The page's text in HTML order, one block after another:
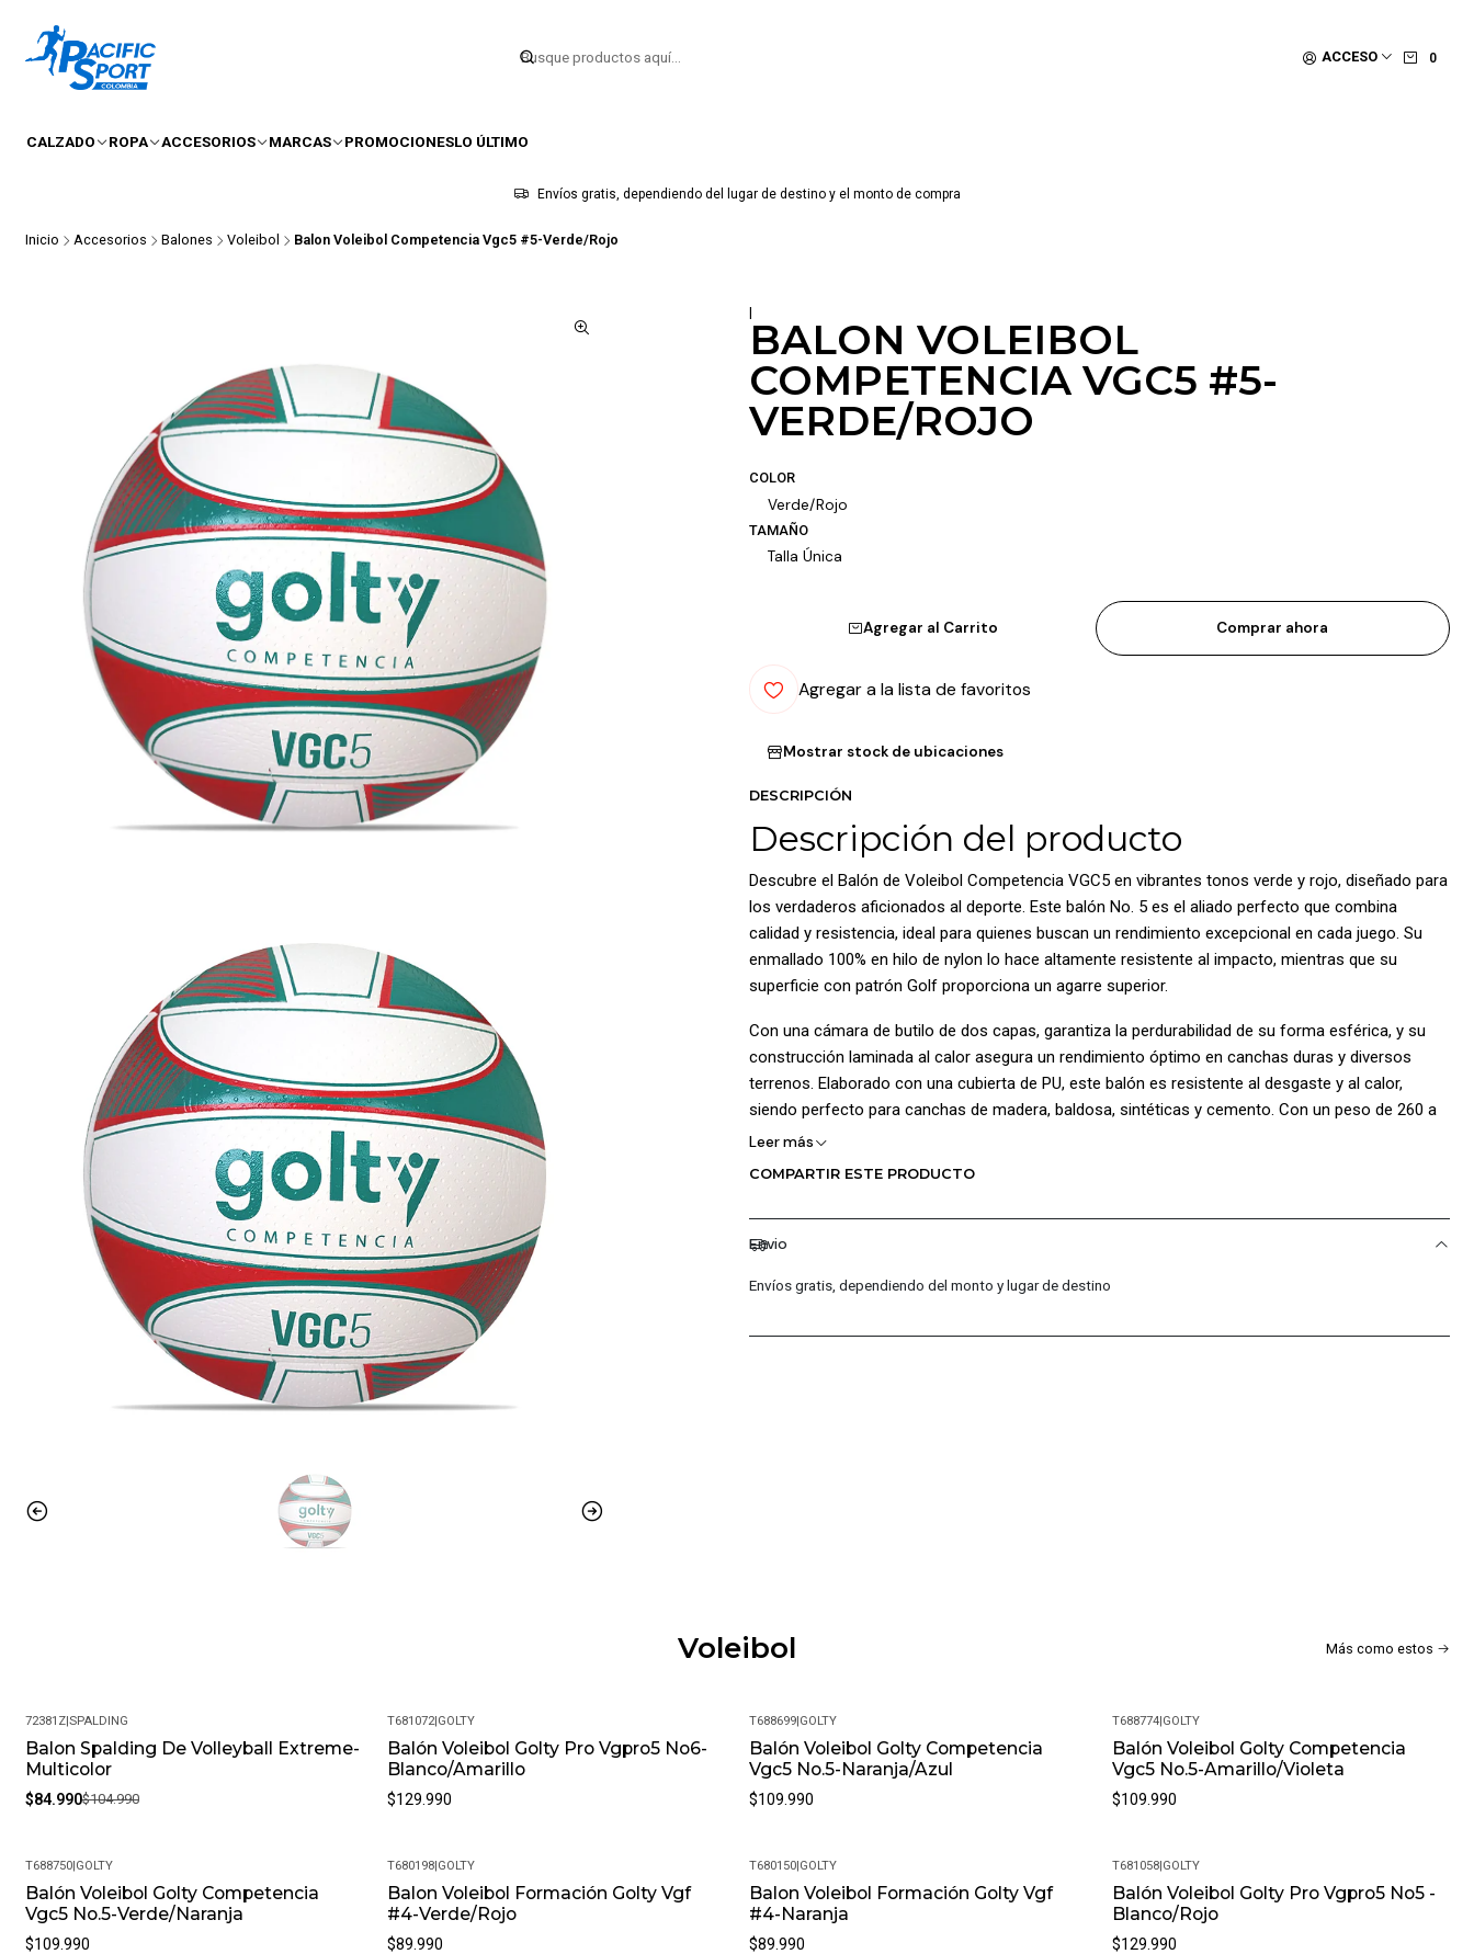
ACCESO 0
CALZADO ROPA ACCESORIOS MARCAS PROMOCIONESLO ÚLTIMO
Envíos gratis, dependiendo del lugar de destino y el monto de compra
Inicio Accesorios Balones Voleibol Balon Voleibol Competencia Vgc5 #5-Verde/Rojo
|
BALON VOLEIBOL
COMPETENCIA VGC5 #5-
VERDE/ROJO
COLOR
Verde/Rojo
TAMAÑO
Talla Única
Agregar al Carrito Comprar ahora
Agregar a la lista de favoritos
Mostrar stock de ubicaciones
DESCRIPCIÓN
Descripción del producto
Descubre el Balón de Voleibol Competencia VGC5 en vibrantes tonos verde y rojo, diseñado para
los verdaderos aficionados al deporte. Este balón No. 5 es el aliado perfecto que combina
calidad y resistencia, ideal para quienes buscan un rendimiento excepcional en cada juego. Su
enmallado 100% en hilo de nylon lo hace altamente resistente al impacto, mientras que su
superficie con patrón Golf proporciona un agarre superior.
Con una cámara de butilo de dos capas, garantiza la perdurabilidad de su forma esférica, y su
construcción laminada al calor asegura un rendimiento óptimo en canchas duras y diversos
terrenos. Elaborado con una cubierta de PU, este balón es resistente al desgaste y al calor,
siendo perfecto para canchas de madera, baldosa, sintéticas y cemento. Con un peso de 260 a
280 g y una circunferencia de 65 a 67 cm, ¡prepárate para llevar tu juego al siguiente nivel!
¡Ventajas de Comprar en Pacific Sport Colombia!:
Calidad Garantizada.
Distribuidores Autorizados.
Confianza Total.
¿Cuál es su política de devoluciones?
Leer más
COMPARTIR ESTE PRODUCTO
Envio
Envíos gratis, dependiendo del monto y lugar de destino
Voleibol Más como estos
-19%
72381Z|SPALDING
Balon Spalding De Volleyball Extreme-
Multicolor
$84.990$104.990
T681072|GOLTY
Balón Voleibol Golty Pro Vgpro5 No6-
Blanco/Amarillo
$129.990
T688699|GOLTY
Balón Voleibol Golty Competencia
Vgc5 No.5-Naranja/Azul
$109.990
T688774|GOLTY
Balón Voleibol Golty Competencia
Vgc5 No.5-Amarillo/Violeta
$109.990
T688750|GOLTY
Balón Voleibol Golty Competencia
Vgc5 No.5-Verde/Naranja
$109.990
T680198|GOLTY
Balon Voleibol Formación Golty Vgf
#4-Verde/Rojo
$89.990
T680150|GOLTY
Balon Voleibol Formación Golty Vgf
#4-Naranja
$89.990
T681058|GOLTY
Balón Voleibol Golty Pro Vgpro5 No5 -
Blanco/Rojo
$129.990